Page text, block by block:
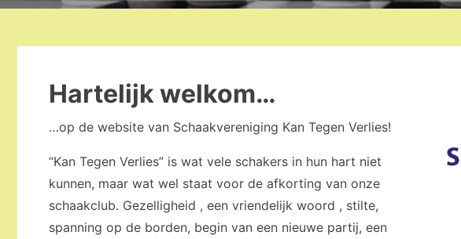
Hartelijk welkom…
…op de website van Schaakvereniging Kan Tegen Verlies!
“Kan Tegen Verlies” is wat vele schakers in hun hart niet
kunnen, maar wat wel staat voor de afkorting van onze
schaakclub. Gezelligheid , een vriendelijk woord , stilte,
spanning op de borden, begin van een nieuwe partij, een